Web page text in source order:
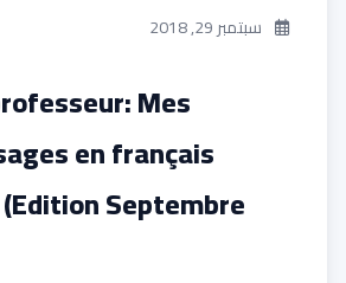
سبتمبر 29, 2018
Mes
en français
Septembre